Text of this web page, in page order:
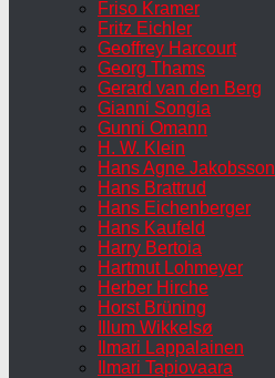
Friso Kramer
Fritz Eichler
Geoffrey Harcourt
Georg Thams
Gerard van den Berg
Gianni Songia
Gunni Omann
H. W. Klein
Hans Agne Jakobsson
Hans Brattrud
Hans Eichenberger
Hans Kaufeld
Harry Bertoia
Hartmut Lohmeyer
Herber Hirche
Horst Brüning
Illum Wikkelsø
Ilmari Lappalainen
Ilmari Tapiovaara